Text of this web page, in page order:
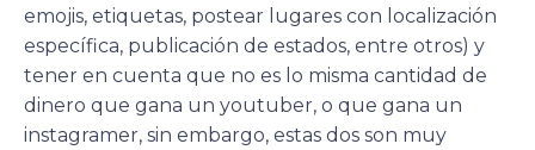
emojis, etiquetas, postear lugares con localización
específica, publicación de estados, entre otros) y
tener en cuenta que no es lo misma cantidad de
dinero que gana un youtuber, o que gana un
instagramer, sin embargo, estas dos son muy